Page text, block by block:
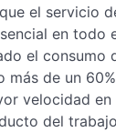
el servicio
en todo
el consumo
más de un
velocidad
del